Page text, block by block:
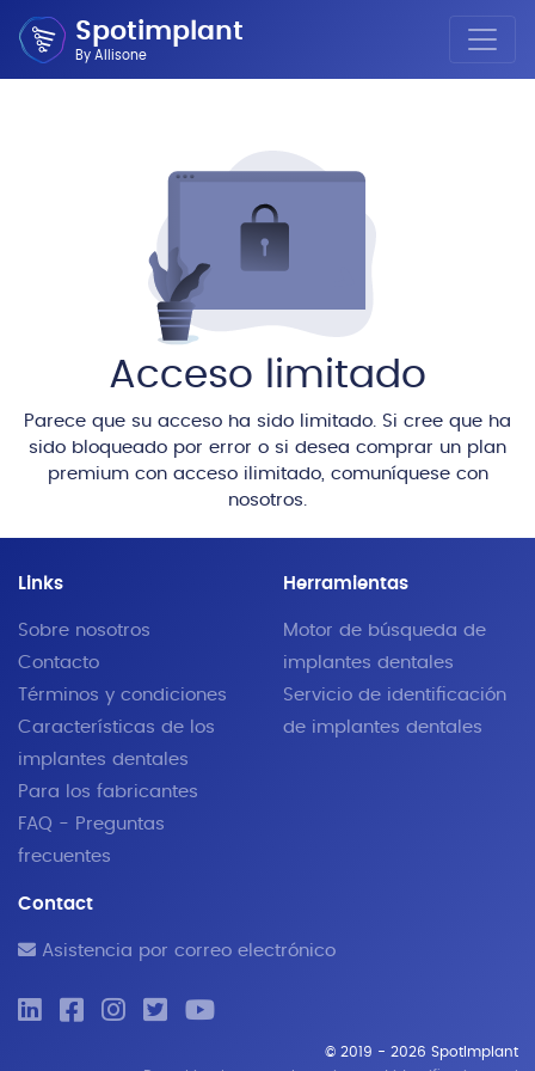
Spotimplant
By Allisone
Acceso limitado
Parece que su acceso ha sido limitado. Si cree que ha
sido bloqueado por error o si desea comprar un plan
premium con acceso ilimitado, comuníquese con
nosotros.
Links
Sobre nosotros
Contacto
Términos y condiciones
Características de los
implantes dentales
Para los fabricantes
FAQ - Preguntas
frecuentes
Herramientas
Motor de búsqueda de
implantes dentales
Servicio de identificación
de implantes dentales
Contact
Asistencia por correo electrónico
© 2019 - 2026 SpotImplant